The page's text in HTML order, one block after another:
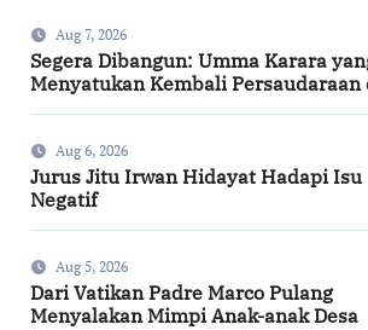
Aug 7, 2026
Segera Dibangun: Umma Karara
Menyatukan Kembali Persaudaraan
Aug 6, 2026
Jurus Jitu Irwan Hidayat Hadapi Isu
Negatif
Aug 5, 2026
Dari Vatikan Padre Marco Pulang
Menyalakan Mimpi Anak-anak Desa